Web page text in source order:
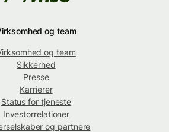
og team
og team
Sikkerhed
Presse
Karrierer
Status for tjeneste
Investorrelationer
og partnere